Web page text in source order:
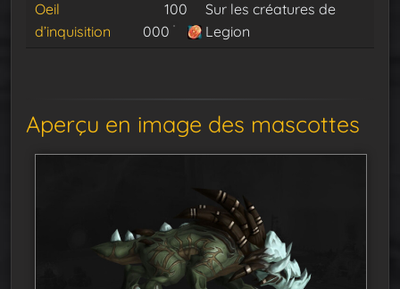
Oeil
d’inquisition
100
000
Sur les créatures de
Legion
Aperçu en image des mascottes